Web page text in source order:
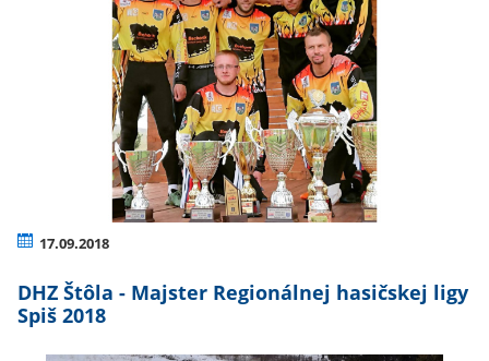
17.09.2018
DHZ Štôla - Majster Regionálnej hasičskej ligy
Spiš 2018